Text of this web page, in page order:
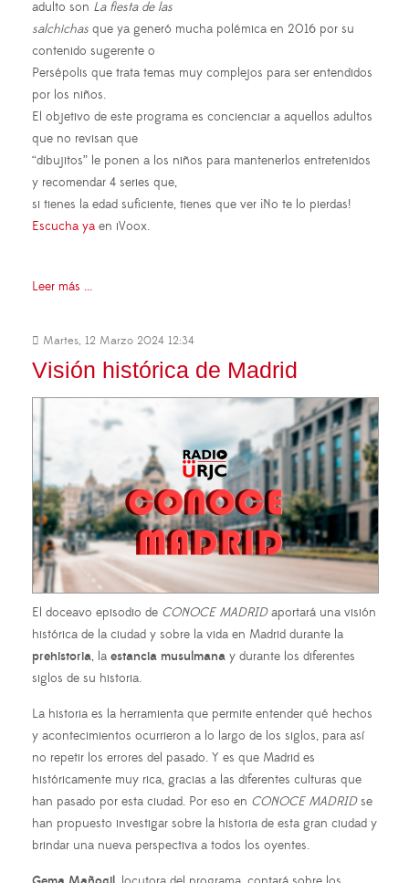
adulto son La fiesta de las
salchichas que ya generó mucha polémica en 2016 por su
contenido sugerente o
Persépolis que trata temas muy complejos para ser entendidos
por los niños.
El objetivo de este programa es concienciar a aquellos adultos
que no revisan que
“dibujitos” le ponen a los niños para mantenerlos entretenidos
y recomendar 4 series que,
si tienes la edad suficiente, tienes que ver ¡No te lo pierdas!
Escucha ya en iVoox.
Leer más ...
Martes, 12 Marzo 2024 12:34
Visión histórica de Madrid
El doceavo episodio de CONOCE MADRIDaportará una visión
histórica de la ciudad y sobre la vida en Madrid durante la
prehistoria, la estancia musulmana y durante los diferentes
siglos de su historia.
La historia es la herramienta que permite entender qué hechos
y acontecimientos ocurrieron a lo largo de los siglos, para así
no repetir los errores del pasado. Y es que Madrid es
históricamente muy rica, gracias a las diferentes culturas que
han pasado por esta ciudad. Por eso en CONOCE MADRIDse
han propuesto investigar sobre la historia de esta gran ciudad y
brindar una nueva perspectiva a todos los oyentes.